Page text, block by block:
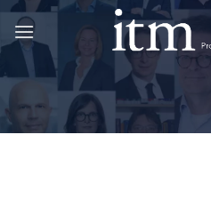
Skip
content